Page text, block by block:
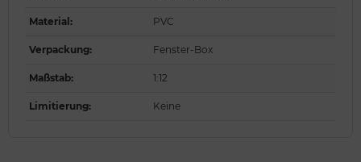
Material: PVC
Verpackung: Fenster-Box
Maßstab: 1:12
Limitierung: Keine